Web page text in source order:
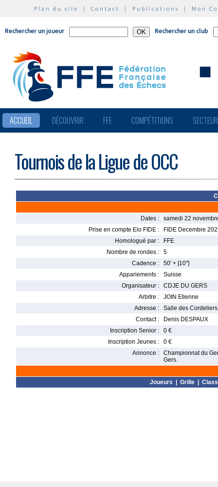
Plan du site | Contact | Publications | Mon
Rechercher un joueur Rechercher un club
ACCUEIL DÉCOUVRIR FFE COMPÉTITIONS
Tournois de la Ligue de OCC
Dates :
samedi 22
Prise en compte Elo FIDE :
FIDE Decembre
Homologué par :
FFE
Nombre de rondes :
5
Cadence :
50' + [10'']
Appariements :
Suisse
Organisateur :
CDJE DU GERS
Arbitre :
JOIN Etienne
Adresse :
Salle des
Contact :
Denis DESPAUX
Inscription Senior :
0 €
Inscription Jeunes :
0 €
Annonce :
Championnat du
Gers.
Joueurs Grille